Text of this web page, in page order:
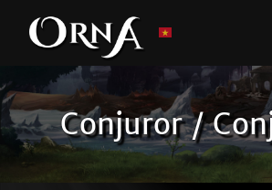
Conjuror /